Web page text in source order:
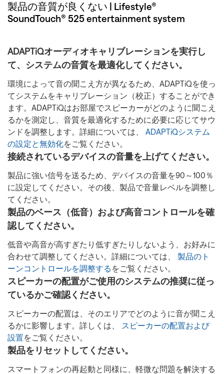
製品の音質が良くない | Lifestyle®
SoundTouch® 525 entertainment system
ADAPTiQオーディオキャリブレーションを実行し
て、システムの音質を最適化してください。
環境によって音の聞こえ方が異なるため、ADAPTiQを使っ
てシステムをキャリブレーション（校正）することができ
ます。ADAPTiQはお部屋でスピーカーがどのように聞こえ
るかを測定し、音質を最適化するために必要に応じてサウ
ンドを調整します。詳細については、 ADAPTiQシステム
の設定と無効化をご覧ください。
接続されているデバイスの音量を上げてください。
製品に強い信号を送るため、デバイスの音量を90～100％
に設定してください。その後、製品で音量レベルを調整し
てください。
製品のベース（低音）および高音コントロールを確
認してください。
低音や高音が高すぎたり低すぎたりしないよう、お好みに
合わせて調整してください。詳細については、 製品のト
ーンコントロールを調整する をご覧ください。
スピーカーの配置がご使用のシステムの推奨に従っ
ているかご確認ください。
スピーカーの配置は、そのエリアでどのように音が聞こえ
るかに影響します。詳しくは、
スピーカーの配置および
設置をご覧ください。
製品をリセットしてください。
スマートフォンの再起動と同様に、軽微な問題を解決する